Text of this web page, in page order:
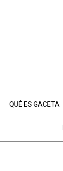
QUÉ ES GACETA